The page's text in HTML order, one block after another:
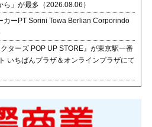
」が最多（2026.08.06）
カーPT Sorini Towa Berlian Corporindo
ターズ POP UP STORE』が東京駅一番
いちばんプラザ＆オンラインプラザにて